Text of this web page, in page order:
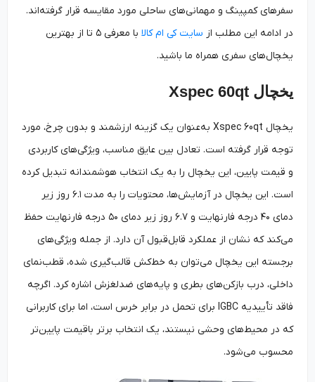
سفرهای کمپینگ و مهمانی‌های ساحلی مورد مقایسه قرار گرفته‌اند.
در ادامه این مطلب ازسایت کی ام کالا
با معرفی ۵ تا از بهترین
یخچال‌های سفری همراه ما باشید.
یخچال Xspec 60qt
یخچال Xspec 60qt به‌عنوان یک گزینه ارزشمند و بدون چرخ، مورد
توجه قرار گرفته است. تعادل بین عایق مناسب، ویژگی‌های کاربردی
و قیمت پایین، این یخچال را به یک انتخاب هوشمندانه تبدیل کرده
است. این یخچال در آزمایش‌ها، محتویات را به مدت ۶.۱ روز زیر
دمای ۴۰ درجه فارنهایت و ۶.۷ روز زیر دمای ۵۰ درجه فارنهایت حفظ
می‌کند که نشان از عملکرد قابل‌قبول آن دارد. از جمله ویژگی‌های
برجسته این یخچال می‌توان به خط‌کش قالب‌گیری شده، قطب‌نمای
داخلی، درب بازکن‌های بطری و پایه‌های ضدلغزش اشاره کرد. اگرچه
فاقد تأییدیه IGBC برای تحمل در برابر خرس است، اما برای کاربرانی
که در محیط‌های وحشی نیستند، یک انتخاب برتر باقیمت پایین‌تر
محسوب می‌شود.